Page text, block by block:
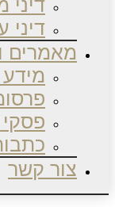
דיני
דיני
מאמרים
מידע
פסקי
כתבות
צור קשר